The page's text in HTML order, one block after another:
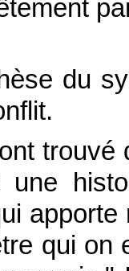
du
une
qui on